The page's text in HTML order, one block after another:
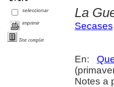
seleccionar
imprimir
Text complet
La
En:
Notes a